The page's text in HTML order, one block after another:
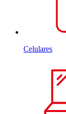
Celulares